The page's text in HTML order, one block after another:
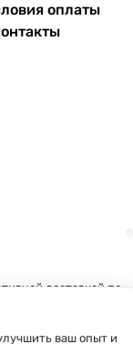
оплаты
доставкой по
22, пом.
№191081534,
ваш опыт и